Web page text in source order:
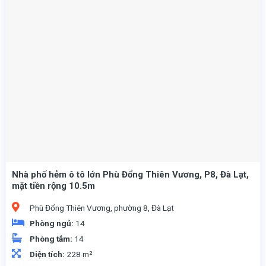
Nhà phố hẻm ô tô lớn Phù Đổng Thiên Vương, P8, Đà Lạt,
mặt tiền rộng 10.5m
Phù Đổng Thiên Vương, phường 8, Đà Lạt
Phòng ngủ: 14
Phòng tắm: 14
Diện tích: 228 m²